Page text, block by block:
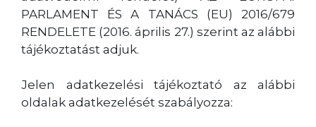
PARLAMENT ÉS A TANÁCS (EU) 2016/679
RENDELETE (2016. április 27.) szerint az alábbi
tájékoztatást adjuk.
Jelen adatkezelési tájékoztató az alábbi
oldalak adatkezelését szabályozza: